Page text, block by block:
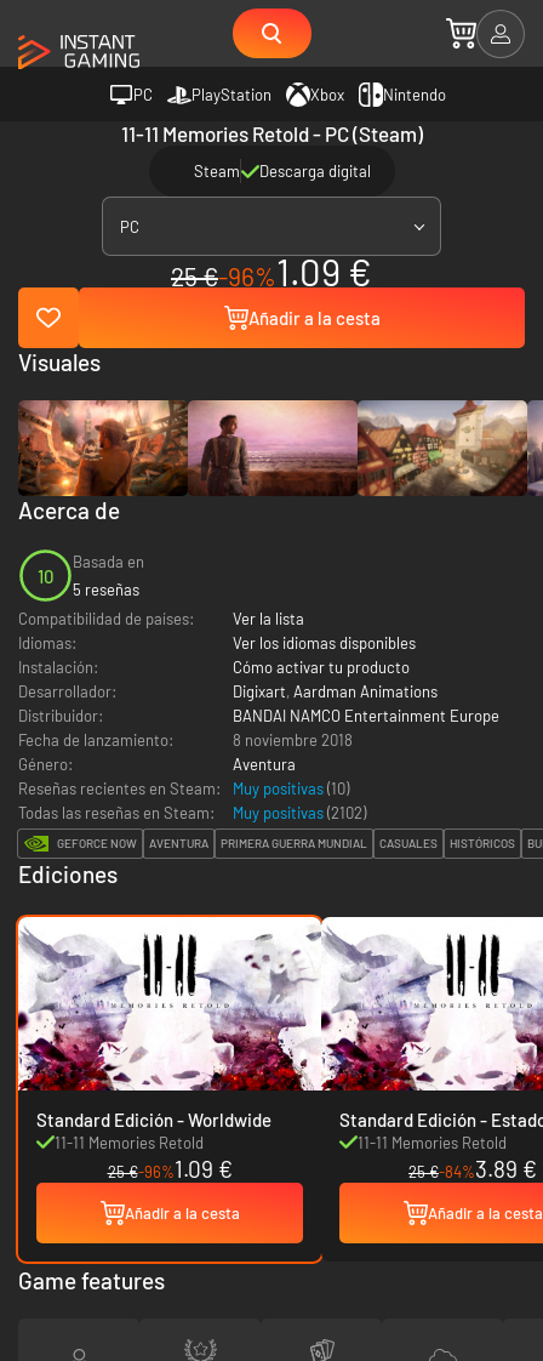
PC PlayStation Xbox Nintendo
11-11 Memories Retold - PC (Steam)
Steam Descarga digital
PC
25 €-96%1.09 €
Añadir a la cesta
Acerca de
10
Basada en
5 reseñas
Compatibilidad de países:
Ver la lista
Idiomas:
Ver los idiomas disponibles
Instalación:
Cómo activar tu producto
Desarrollador:
Digixart, Aardman Animations
Distribuidor:
BANDAI NAMCO Entertainment Europe
Fecha de lanzamiento:
8 noviembre 2018
Género:
Aventura
Reseñas recientes en Steam:
Muy positivas(10)
Todas las reseñas en Steam:
Muy positivas(2102)
GEFORCE NOW AVENTURA PRIMERA GUERRA MUNDIAL CASUALES HISTÓRICOS
Ediciones
Standard Edición - Worldwide
11-11 Memories Retold
25 €-96%1.09 €
Añadir a la cesta
Standard Edición - Estados
Unidos
11-11 Memories Retold
25 €-84%3.89 €
Añadir a la cesta
Visuales
Game features